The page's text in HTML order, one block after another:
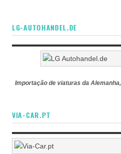
LG-AUTOHANDEL.DE
Importação de viaturas da
VIA-CAR.PT